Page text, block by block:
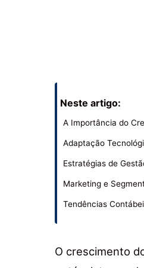
Neste artigo:
A Importância do
Adaptação
Estratégias de
Marketing e
Tendências
O crescimento